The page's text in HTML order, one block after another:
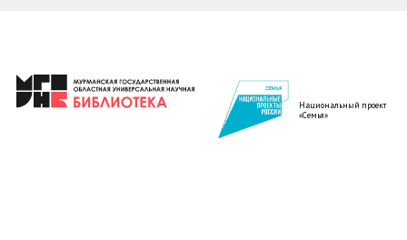
Национальный проект
«Семья»